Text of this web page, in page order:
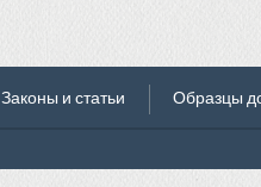
Законы и статьи Образцы